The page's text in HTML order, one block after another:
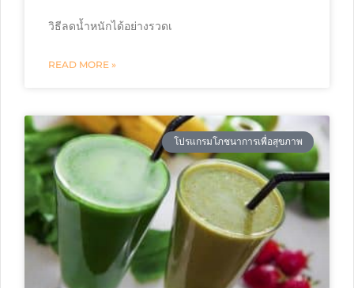
วิธีลดน้ำหนักได้อย่างรวดเ
READ MORE »
โปรแกรมโภชนาการเพื่อสุขภาพ